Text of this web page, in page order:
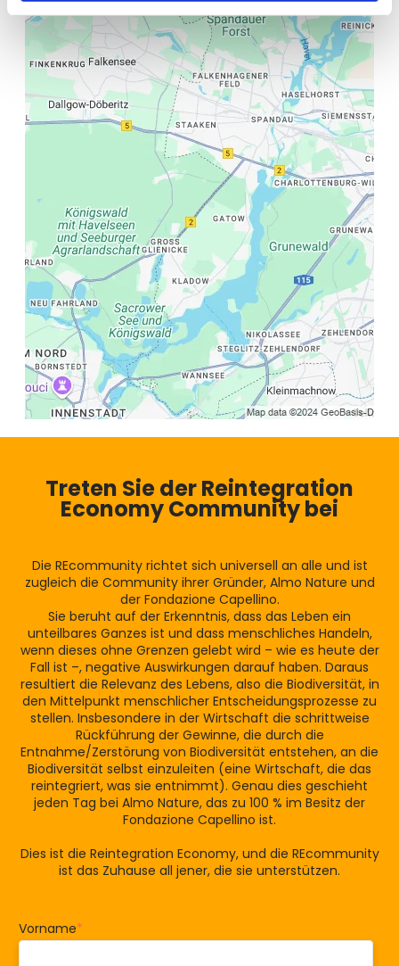
Treten Sie der Reintegration
Economy Community bei
Die REcommunity richtet sich universell an alle und ist
zugleich die Community ihrer Gründer, Almo Nature und
der Fondazione Capellino.
Sie beruht auf der Erkenntnis, dass das Leben ein
unteilbares Ganzes ist und dass menschliches Handeln,
wenn dieses ohne Grenzen gelebt wird – wie es heute der
Fall ist –, negative Auswirkungen darauf haben. Daraus
resultiert die Relevanz des Lebens, also die Biodiversität, in
den Mittelpunkt menschlicher Entscheidungsprozesse zu
stellen. Insbesondere in der Wirtschaft die schrittweise
Rückführung der Gewinne, die durch die
Entnahme/Zerstörung von Biodiversität entstehen, an die
Biodiversität selbst einzuleiten (eine Wirtschaft, die das
reintegriert, was sie entnimmt). Genau dies geschieht
jeden Tag bei Almo Nature, das zu 100 % im Besitz der
Fondazione Capellino ist.
Dies ist die Reintegration Economy, und die REcommunity
ist das Zuhause all jener, die sie unterstützen.
Vorname*